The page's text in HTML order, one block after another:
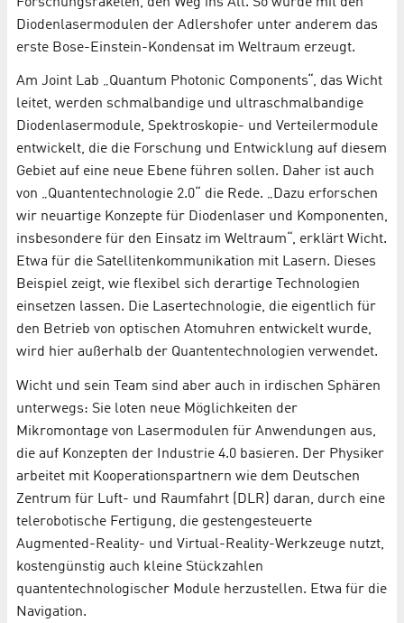
Diodenlasermodulen der Adlershofer unter anderem das
erste Bose-Einstein-Kondensat im Weltraum erzeugt.
Am Joint Lab „Quantum Photonic Components“, das Wicht
leitet, werden schmalbandige und ultraschmalbandige
Diodenlasermodule, Spektroskopie- und Verteilermodule
entwickelt, die die Forschung und Entwicklung auf diesem
Gebiet auf eine neue Ebene führen sollen. Daher ist auch
von „Quantentechnologie 2.0“ die Rede. „Dazu erforschen
wir neuartige Konzepte für Diodenlaser und Komponenten,
insbesondere für den Einsatz im Weltraum“, erklärt Wicht.
Etwa für die Satellitenkommunikation mit Lasern. Dieses
Beispiel zeigt, wie flexibel sich derartige Technologien
einsetzen lassen. Die Lasertechnologie, die eigentlich für
den Betrieb von optischen Atomuhren entwickelt wurde,
wird hier außerhalb der Quantentechnologien verwendet.
Wicht und sein Team sind aber auch in irdischen Sphären
unterwegs: Sie loten neue Möglichkeiten der
Mikromontage von Lasermodulen für Anwendungen aus,
die auf Konzepten der Industrie 4.0 basieren. Der Physiker
arbeitet mit Kooperationspartnern wie dem Deutschen
Zentrum für Luft- und Raumfahrt (DLR) daran, durch eine
telerobotische Fertigung, die gestengesteuerte
Augmented-Reality- und Virtual-Reality-Werkzeuge nutzt,
kostengünstig auch kleine Stückzahlen
quantentechnologischer Module herzustellen. Etwa für die
Navigation.